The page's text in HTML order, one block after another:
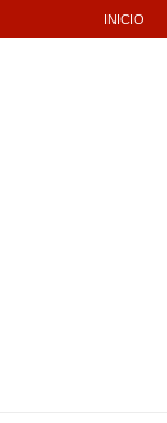
INICIO